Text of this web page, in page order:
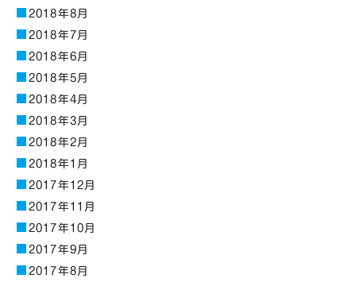
2018年8月
2018年7月
2018年6月
2018年5月
2018年4月
2018年3月
2018年2月
2018年1月
2017年12月
2017年11月
2017年10月
2017年9月
2017年8月